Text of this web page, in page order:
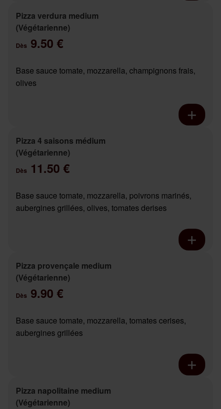
Pizza verdura medium
(Végétarienne)
Dès 9.50 €
Base sauce tomate, mozzarella, champignons frais,
olives
Pizza 4 saisons médium
(Végétarienne)
Dès 11.50 €
Base sauce tomate, mozzarella, poivrons marinés,
aubergines grillées, olives, tomates derises
Pizza provençale medium
(Végétarienne)
Dès 9.90 €
Base sauce tomate, mozzarella, tomates cerises,
aubergines grillées
Pizza napolitaine medium
(Végétarienne)